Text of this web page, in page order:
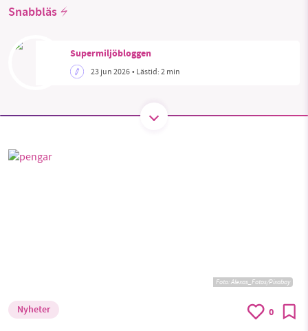
OM OSS
Sök Sparade inlägg
Snabbläs
Supermiljöbloggen
23 jun 2026• Lästid:2 min
Foto:Alexas_Fotos/Pixabay
Nyheter 0
1231368703